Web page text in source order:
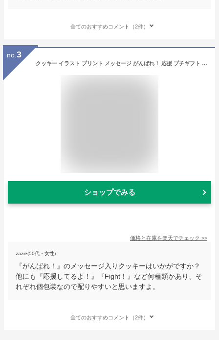
全てのおすすめコメント（2件）
no. 3
クッキー イラスト プリント メッセージ がんばれ！ 応援 プチギフト 洋菓子 お菓子 お取り寄せスイーツ 通販 人気 贈り物 おすすめ 有名 フォチェッタ focetta
ショップでみる
価格と在庫を楽天でチェック >>
zazie(50代・女性)
『がんばれ！』のメッセージ入りクッキーはいかがですか？
他にも『応援してるよ！』『Fight！』など何種類かあり、そ
れぞれ個包装なので配りやすいと思いますよ。
全てのおすすめコメント（2件）